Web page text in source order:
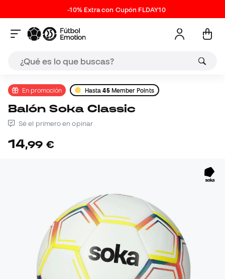
-10% Extra con Cupón FLDAY10
En promoción Hasta45Member Points
Balón Soka Classic
Sé el primero en opinar
14,99 €